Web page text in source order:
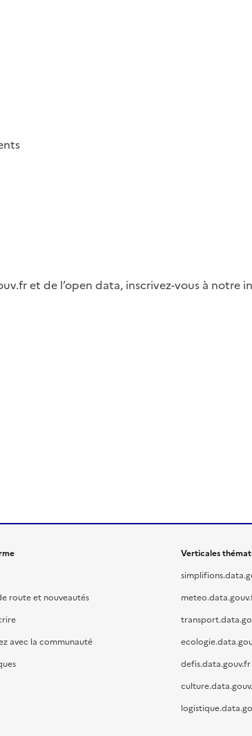
et de l’open data, inscrivez-vous à notre
route et nouveautés
avec la communauté
Verticales
defis.data.gouv.fr